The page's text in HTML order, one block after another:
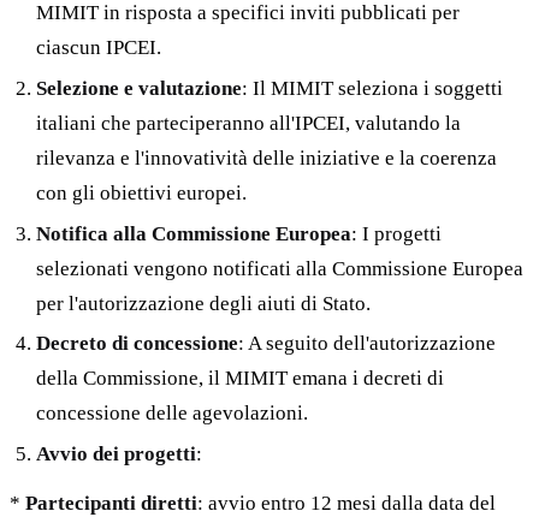
MIMIT in risposta a specifici inviti pubblicati per
ciascun IPCEI.
Selezione e valutazione: Il MIMIT seleziona i soggetti
italiani che parteciperanno all'IPCEI, valutando la
rilevanza e l'innovatività delle iniziative e la coerenza
con gli obiettivi europei.
Notifica alla Commissione Europea: I progetti
selezionati vengono notificati alla Commissione Europea
per l'autorizzazione degli aiuti di Stato.
Decreto di concessione: A seguito dell'autorizzazione
della Commissione, il MIMIT emana i decreti di
concessione delle agevolazioni.
Avvio dei progetti:
* Partecipanti diretti: avvio entro 12 mesi dalla data del